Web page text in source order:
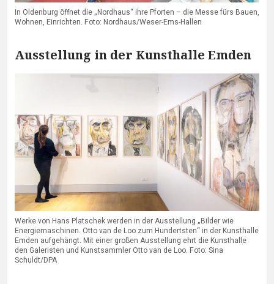
In Oldenburg öffnet die „Nordhaus“ ihre Pforten – die Messe fürs Bauen,
Wohnen, Einrichten. Foto: Nordhaus/Weser-Ems-Hallen
Ausstellung in der Kunsthalle Emden
Werke von Hans Platschek werden in der Ausstellung „Bilder wie
Energiemaschinen. Otto van de Loo zum Hundertsten“ in der Kunsthalle
Emden aufgehängt. Mit einer großen Ausstellung ehrt die Kunsthalle
den Galeristen und Kunstsammler Otto van de Loo. Foto: Sina
Schuldt/DPA